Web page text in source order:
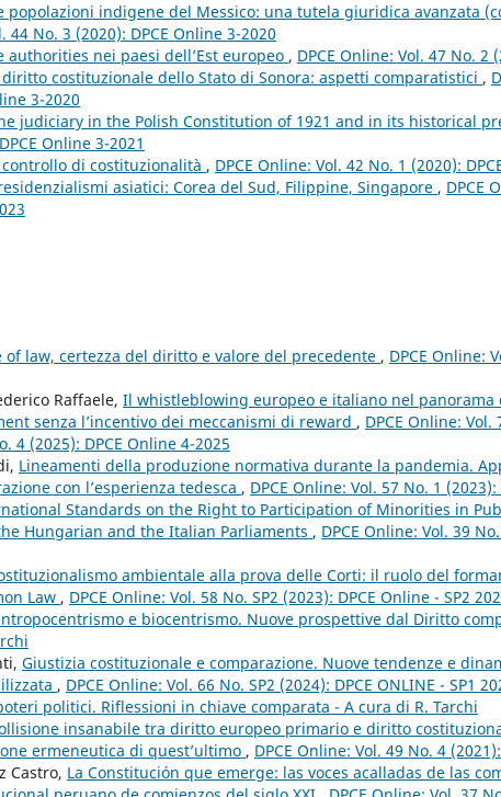
popolazioni indigene del Messico: una tutela giuridica avanzata
44 No. 3 (2020): DPCE Online 3-2020
authorities nei paesi dell’Est europeo , DPCE Online: Vol. 47 No. 2
costituzionale dello Stato di Sonora: aspetti comparatistici ,
3-2020
judiciary in the Polish Constitution of 1921 and in its historical
Online 3-2021
di costituzionalità , DPCE Online: Vol. 42 No. 1 (2020):
asiatici: Corea del Sud, Filippine, Singapore , DPCE
of law, certezza del diritto e valore del precedente , DPCE Online:
Raffaele, Il whistleblowing europeo e italiano nel panorama
senza l’incentivo dei meccanismi di reward , DPCE Online:
4 (2025): DPCE Online 4-2025
Lineamenti della produzione normativa durante la pandemia.
con l’esperienza tedesca , DPCE Online: Vol. 57 No. 1
Standards on the Right to Participation of Minorities in
Hungarian and the Italian Parliaments , DPCE Online: Vol. 39
ambientale alla prova delle Corti: il ruolo del
Law , DPCE Online: Vol. 58 No. SP2 (2023): DPCE Online - SP2
e biocentrismo. Nuove prospettive dal Diritto
Giustizia costituzionale e comparazione. Nuove tendenze e
, DPCE Online: Vol. 66 No. SP2 (2024): DPCE ONLINE - SP1
politici. Riflessioni in chiave comparata - A cura di R. Tarchi
insanabile tra diritto europeo primario e diritto
ermeneutica di quest’ultimo , DPCE Online: Vol. 49 No. 4
Castro, La Constitución que emerge: las voces acalladas de las